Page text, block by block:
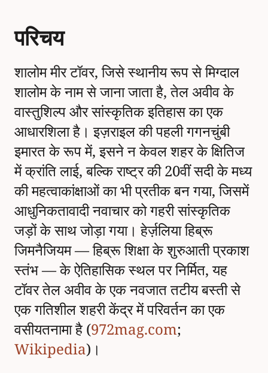
परिचय
शालोम मीर टॉवर, जिसे स्थानीय रूप से मिग्दाल
शालोम के नाम से जाना जाता है, तेल अवीव के
वास्तुशिल्प और सांस्कृतिक इतिहास का एक
आधारशिला है। इज़राइल की पहली गगनचुंबी
इमारत के रूप में, इसने न केवल शहर के क्षितिज
में क्रांति लाई, बल्कि राष्ट्र की 20वीं सदी के मध्य
की महत्वाकांक्षाओं का भी प्रतीक बन गया, जिसमें
आधुनिकतावादी नवाचार को गहरी सांस्कृतिक
जड़ों के साथ जोड़ा गया। हेर्ज़लिया हिब्रू
जिमनैजियम — हिब्रू शिक्षा के शुरुआती प्रकाश
स्तंभ — के ऐतिहासिक स्थल पर निर्मित, यह
टॉवर तेल अवीव के एक नवजात तटीय बस्ती से
एक गतिशील शहरी केंद्र में परिवर्तन का एक
वसीयतनामा है (972mag.com;
Wikipedia)।